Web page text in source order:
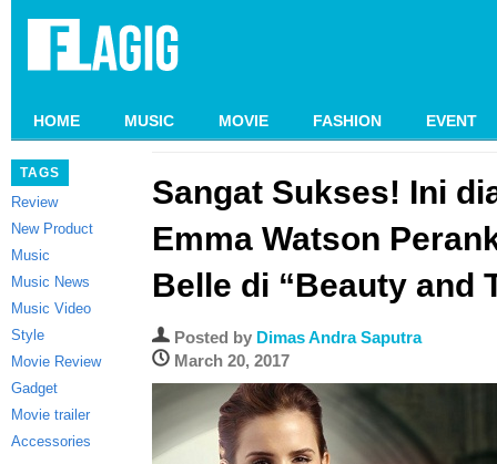
HOME MUSIC MOVIE FASHION EVENT
TAGS
Review
New Product
Music
Music News
Music Video
Style
Movie Review
Gadget
Movie trailer
Accessories
Sangat Sukses! Ini
Emma Watson
Belle di “Beauty and
Posted by Dimas Andra Saputra
March 20, 2017